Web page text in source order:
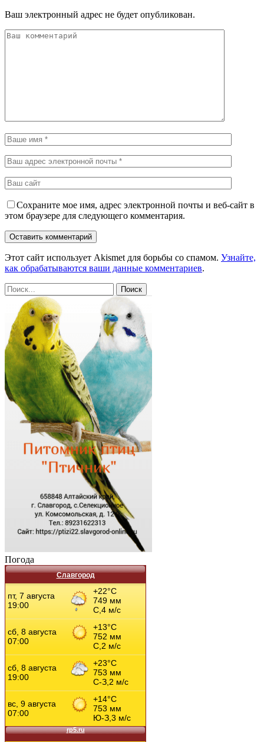
Ваш электронный адрес не будет опубликован.
Сохраните мое имя, адрес электронной почты и веб-сайт в
этом браузере для следующего комментария.
Этот сайт использует Akismet для борьбы со спамом. Узнайте,
как обрабатываются ваши данные комментариев.
Погода
Славгород